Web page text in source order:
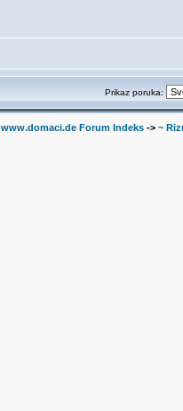
Prikaz poruka:
www.domaci.de Forum Indeks -> ~